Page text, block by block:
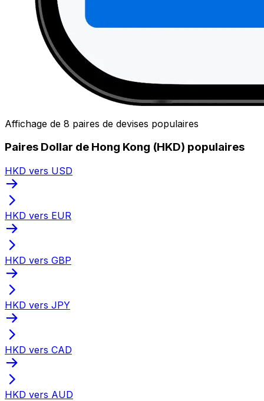
Affichage de 8 paires de devises populaires
Paires Dollar de Hong Kong (HKD) populaires
HKD vers USD
HKD vers EUR
HKD vers GBP
HKD vers JPY
HKD vers CAD
HKD vers AUD